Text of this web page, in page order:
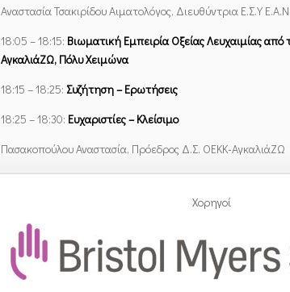
Αναστασία Τσακιρίδου Αιματολόγος, Διευθύντρια Ε.Σ.Υ
18:05 – 18:15: Βιωματική Εμπειρία Οξείας Λευχαιμίας από
ΑγκαλιάΖΩ, Πόλυ Χειμώνα
18:15 – 18:25: Συζήτηση – Ερωτήσεις
18:25 – 18:30: Ευχαριστίες – Κλείσιμο
Πασακοπούλου Αναστασία, Πρόεδρος Δ.Σ. ΟΕΚΚ-ΑγκαλιάΖΩ
Χορηγοί